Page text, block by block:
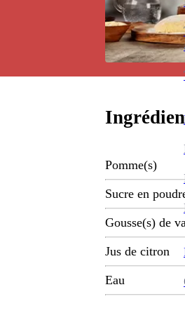
Pomme(s)
Sucre en
Gousse(s) de
Jus de citron
Eau